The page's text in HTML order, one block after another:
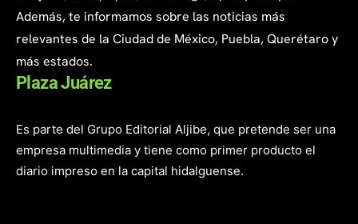
Además, te informamos sobre las noticias más
relevantes de la Ciudad de México, Puebla, Querétaro y
más estados.
Plaza Juárez
Es parte del Grupo Editorial Aljibe, que pretende ser una
empresa multimedia y tiene como primer producto el
diario impreso en la capital hidalguense.